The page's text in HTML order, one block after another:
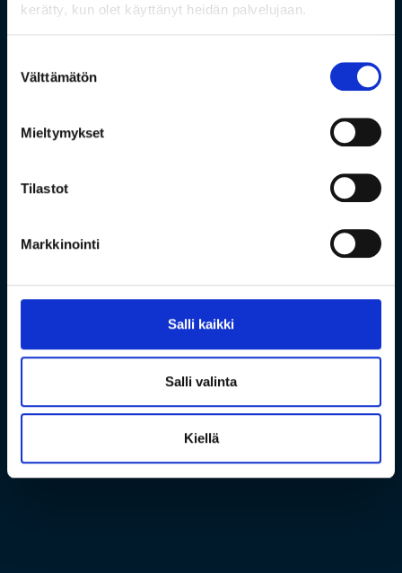
kerätty, kun olet käyttänyt heidän palvelujaan.
valinta
Välttämätön
Mieltymykset
Tilastot
Markkinointi
Salli kaikki
Salli valinta
Kiellä